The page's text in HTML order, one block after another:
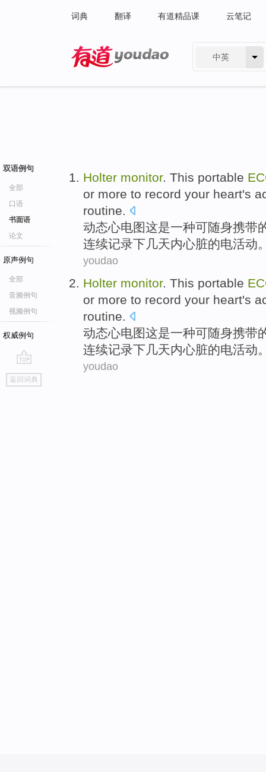
词典 翻译 有道精品课 云笔记
中英
双语例句
全部
口语
书面语
论文
原声例句
全部
音频例句
视频例句
权威例句
go
top
返回词典
Holter monitor. This portable
or more to record your heart's
routine.
动态心电图这是一种可随身携带
连续记录下 几天内心脏的电活动
youdao
Holter monitor. This portable
or more to record your heart's
routine.
动态心电图这是一种可随身携带
连续记录下 几天内心脏的电活动
youdao